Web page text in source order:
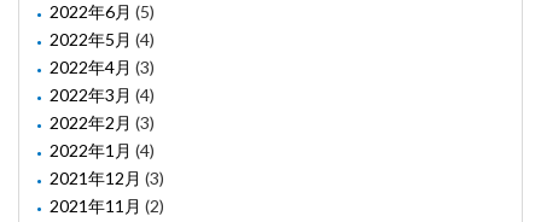
2022年6月 (5)
2022年5月 (4)
2022年4月 (3)
2022年3月 (4)
2022年2月 (3)
2022年1月 (4)
2021年12月 (3)
2021年11月 (2)